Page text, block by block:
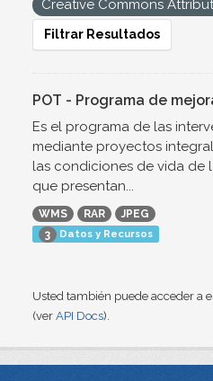
Creative Commons
Filtrar Resultados
POT - Programa de
Es el programa de las
mediante proyectos
las condiciones de vida de
que presentan...
WMS RAR
JPEG
3 Datos y Recursos
Usted también puede acceder a
(ver API Docs).